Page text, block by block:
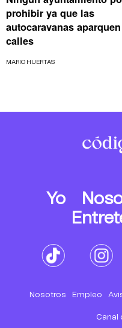
prohibir ya que las
autocaravanas
calles
MARIO HUERTAS
Yo
Nosotros Empleo
Canal